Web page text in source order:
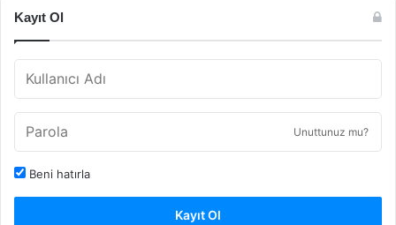
Kayıt Ol
Unuttunuz mu?
Beni hatırla
Kayıt Ol